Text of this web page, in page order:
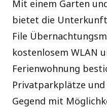
Mit einem Garten
bietet die
File
kostenlosem WLAN
Ferienwohnung
Privatparkplätze
Gegend mit